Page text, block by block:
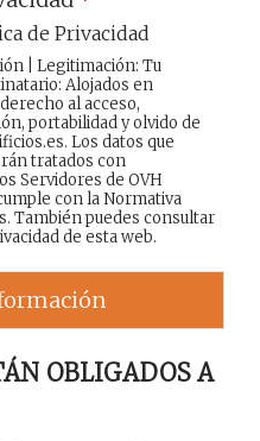
de Privacidad
| Legitimación: Tu
Alojados en
al acceso,
portabilidad y olvido de
Los datos que
tratados con
Servidores de OVH
con la Normativa
También puedes consultar
de esta web.
OBLIGADOS A